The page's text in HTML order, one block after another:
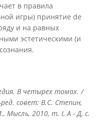
в правила
игры) принятие de
и на равных
эстетическими (и
В четырех томах. /
совет: В.С. Степин,
Мысль, 2010, т. I, А - Д, с.